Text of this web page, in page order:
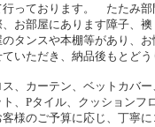
っております。 たたみ
お部屋にあります障子、
タンスや本棚等があり、
いただき、納品後もとどう
、カーテン、ベットカバ
、Pタイル、クッション
様のご予算に応じ、丁寧